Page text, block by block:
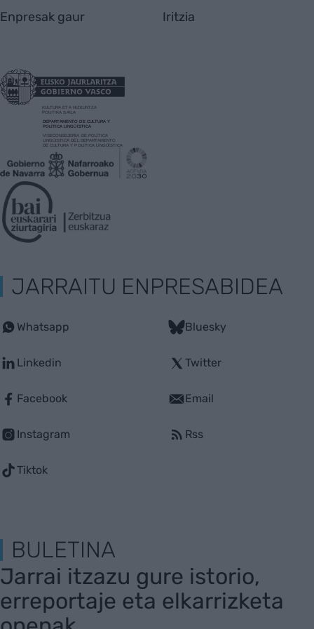
Enpresak gaur Iritzia
JARRAITU ENPRESABIDEA
Whatsapp
Linkedin
Facebook
Instagram
Tiktok
Bluesky
Twitter
Email
Rss
BULETINA
Jarrai itzazu gure istorio,
erreportaje eta elkarrizketa